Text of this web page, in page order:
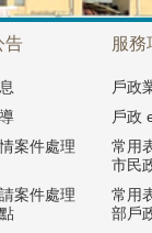
告
案件處理
案件處理
服務
戶政
戶政
常用
市民
常用
部戶